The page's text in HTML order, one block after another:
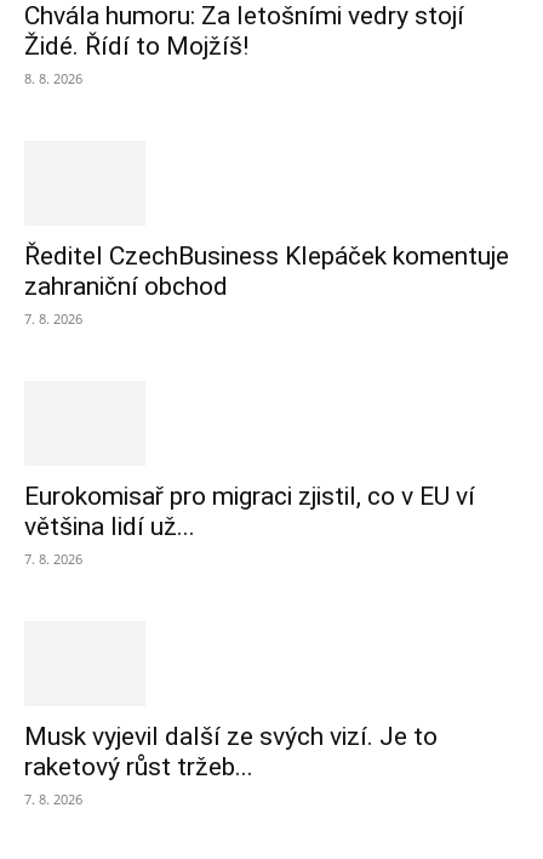
Chvála humoru: Za letošními vedry stojí
Židé. Řídí to Mojžíš!
8. 8. 2026
Ředitel CzechBusiness Klepáček komentuje
zahraniční obchod
7. 8. 2026
Eurokomisař pro migraci zjistil, co v EU ví
většina lidí už...
7. 8. 2026
Musk vyjevil další ze svých vizí. Je to
raketový růst tržeb...
7. 8. 2026